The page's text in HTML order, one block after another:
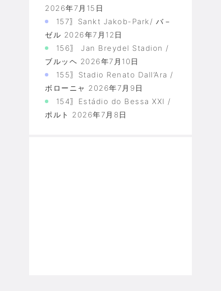
2026年7月15日
157〗Sankt Jakob-Park/ バ－
ゼル 2026年7月12日
156〗 Jan Breydel Stadion /
ブルッヘ 2026年7月10日
155〗Stadio Renato Dall’Ara /
ボローニャ 2026年7月9日
154〗Estádio do Bessa XXI /
ポルト 2026年7月8日